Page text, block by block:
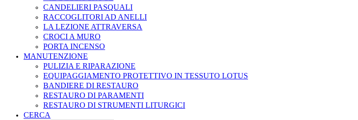
CANDELIERI PASQUALI
RACCOGLITORI AD ANELLI
LA LEZIONE ATTRAVERSA
CROCI A MURO
PORTA INCENSO
MANUTENZIONE
PULIZIA E RIPARAZIONE
EQUIPAGGIAMENTO PROTETTIVO IN TESSUTO LOTUS
BANDIERE DI RESTAURO
RESTAURO DI PARAMENTI
RESTAURO DI STRUMENTI LITURGICI
CERCA